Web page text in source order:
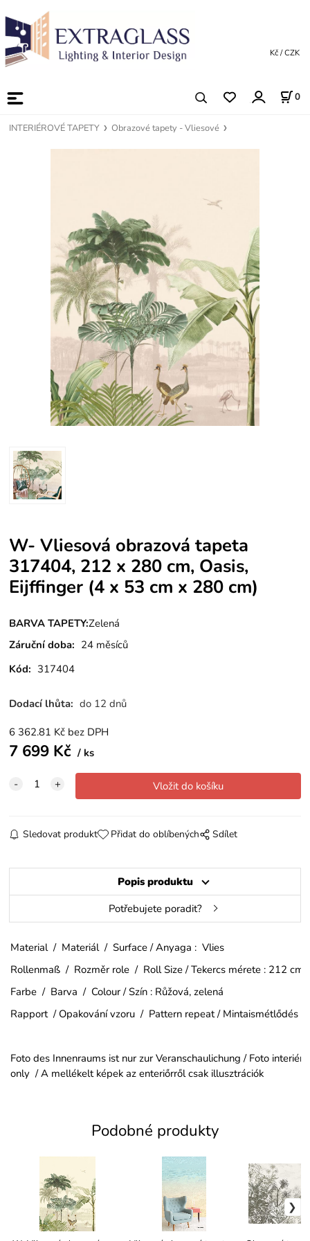
0
Kč / CZK
INTERIÉROVÉ TAPETY Obrazové tapety - Vliesové
W- Vliesová obrazová tapeta
317404, 212 x 280 cm, Oasis,
Eijffinger (4 x 53 cm x 280 cm)
BARVA TAPETY:Zelená
Záruční doba: 24 měsíců
Kód: 317404
Dodací lhůta: do 12 dnů
6 362.81 Kč bez DPH
7 699 Kč ks
Sledovat produkt Přidat do oblíbených Sdílet
Popis produktu
Potřebujete poradit?
Material / Materiál / Surface / Anyaga : Vlies
Rollenmaß / Rozměr role / Roll Size / Tekercs mérete : 212
Farbe / Barva / Colour / Szín : Růžová, zelená
Rapport / Opakování vzoru / Pattern repeat / Mintaismétlődés
Foto des Innenraums ist nur zur Veranschaulichung / Foto
only / A mellékelt képek az enteriőrről csak illusztrációk
Podobné produkty